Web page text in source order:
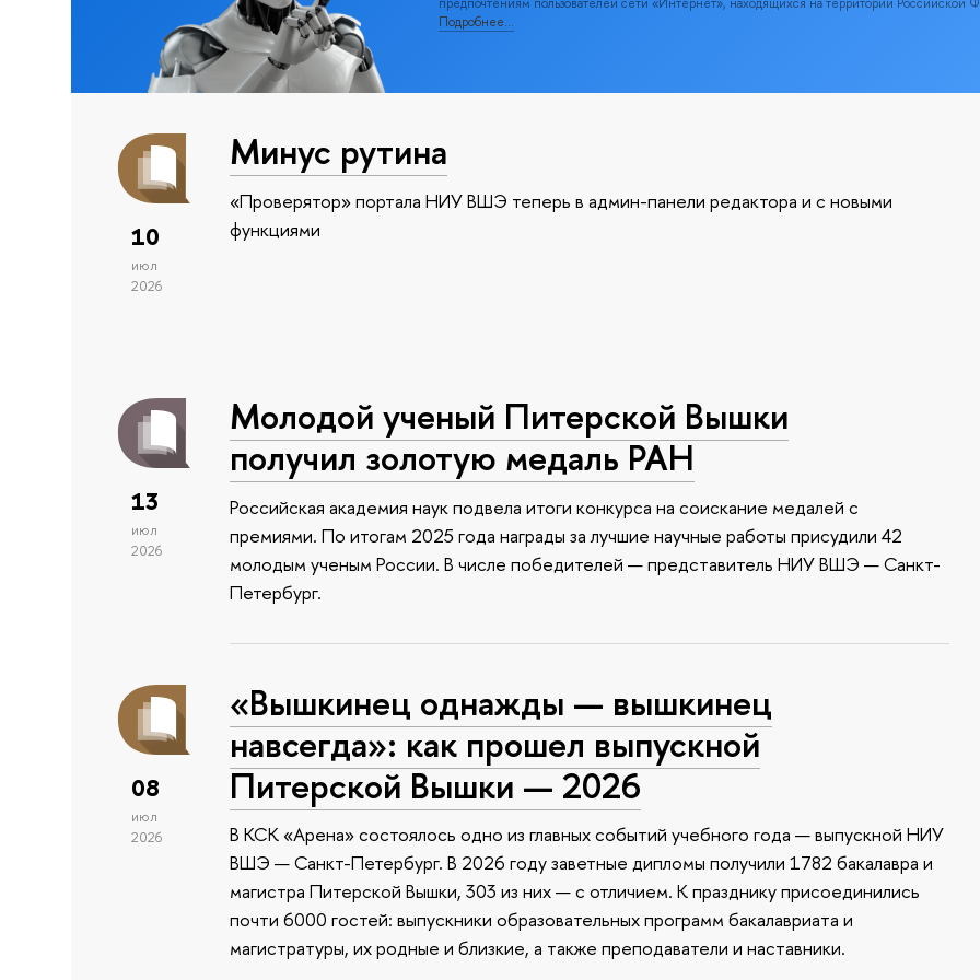
Подробнее…
10
июл
2026
Минус рутина
«Проверятор» портала НИУ ВШЭ теперь в админ-панели редактора и с новыми
функциями
13
июл
2026
Молодой ученый Питерской Вышки
получил золотую медаль РАН
Российская академия наук подвела итоги конкурса на соискание медалей с
премиями. По итогам 2025 года награды за лучшие научные работы присудили 42
молодым ученым России. В числе победителей — представитель НИУ ВШЭ — Санкт-
Петербург.
08
июл
2026
«Вышкинец однажды — вышкинец
навсегда»: как прошел выпускной
Питерской Вышки — 2026
В КСК «Арена» состоялось одно из главных событий учебного года — выпускной НИУ
ВШЭ — Санкт-Петербург. В 2026 году заветные дипломы получили 1782 бакалавра и
магистра Питерской Вышки, 303 из них — с отличием. К празднику присоединились
почти 6000 гостей: выпускники образовательных программ бакалавриата и
магистратуры, их родные и близкие, а также преподаватели и наставники.